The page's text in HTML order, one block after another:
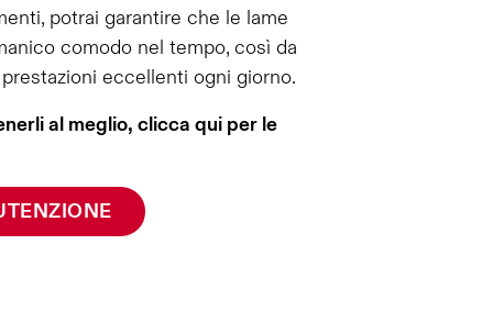
potrai garantire che le lame
comodo nel tempo, così da
eccellenti ogni giorno.
al meglio, clicca qui per le